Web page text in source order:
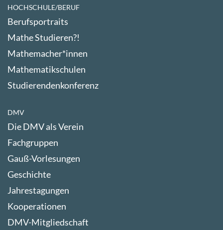
HOCHSCHULE/BERUF
Berufsportraits
Mathe Studieren?!
Mathemacher*innen
Mathematikschulen
Studierendenkonferenz
DMV
Die DMV als Verein
Fachgruppen
Gauß-Vorlesungen
Geschichte
Jahrestagungen
Kooperationen
DMV-Mitgliedschaft